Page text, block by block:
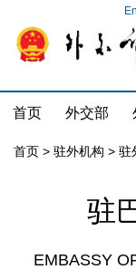
首页 外交部
首页 > 驻外机构 > 驻
驻
EMBASSY